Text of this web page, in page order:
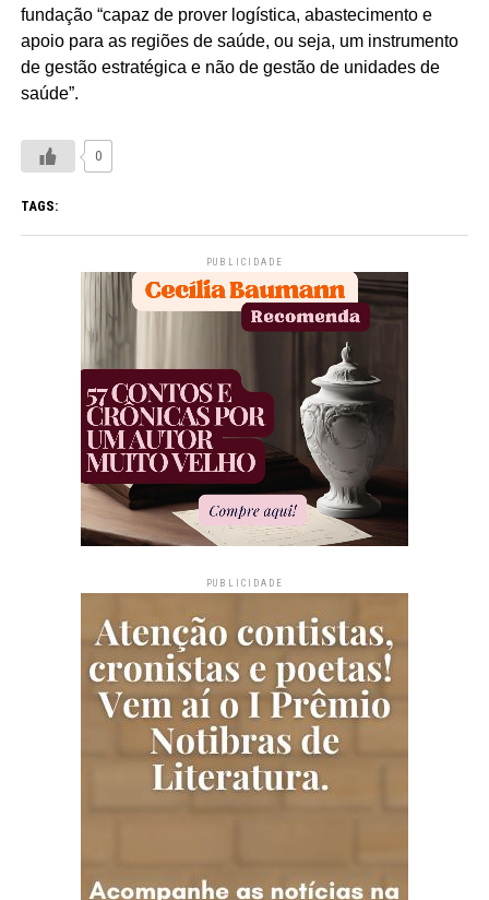
fundação “capaz de prover logística, abastecimento e
apoio para as regiões de saúde, ou seja, um instrumento
de gestão estratégica e não de gestão de unidades de
saúde”.
0
TAGS:
PUBLICIDADE
PUBLICIDADE